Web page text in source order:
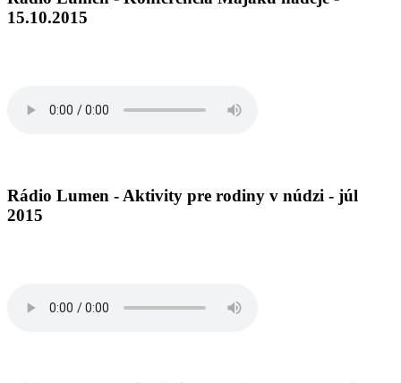
15.10.2015
Rádio Lumen - Aktivity pre rodiny v núdzi - júl
2015